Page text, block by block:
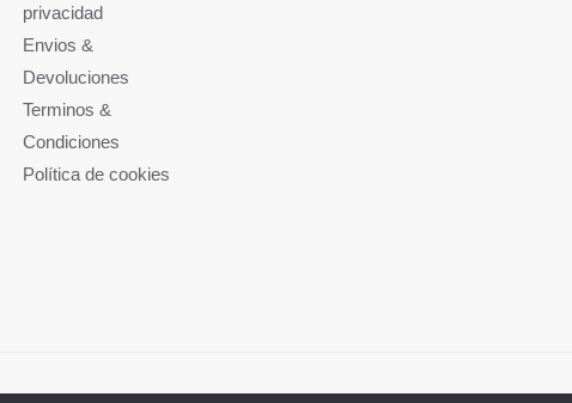
privacidad
Envios &
Devoluciones
Terminos &
Condiciones
Política de cookies